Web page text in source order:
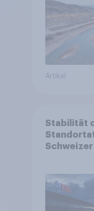
Artikel
Stabilität
von